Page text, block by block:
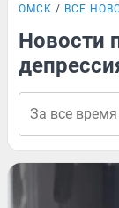
ОМСК ВСЕ
Новости